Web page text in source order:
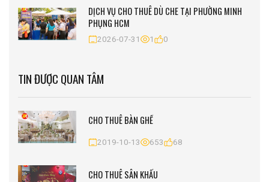
DỊCH VỤ CHO THUÊ DÙ CHE TẠI PHƯỜNG MINH
PHỤNG HCM
2026-07-31 1 0
TIN ĐƯỢC QUAN TÂM
CHO THUÊ BÀN GHẾ
2019-10-13 653 68
CHO THUÊ SÂN KHẤU